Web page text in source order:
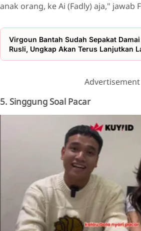
anak orang, ke Ai (Fadly) aja," jawab
Virgoun Bantah Sudah Sepakat
Rusli, Ungkap Akan Terus Lanjutkan
Advertisement
5. Singgung Soal Pacar